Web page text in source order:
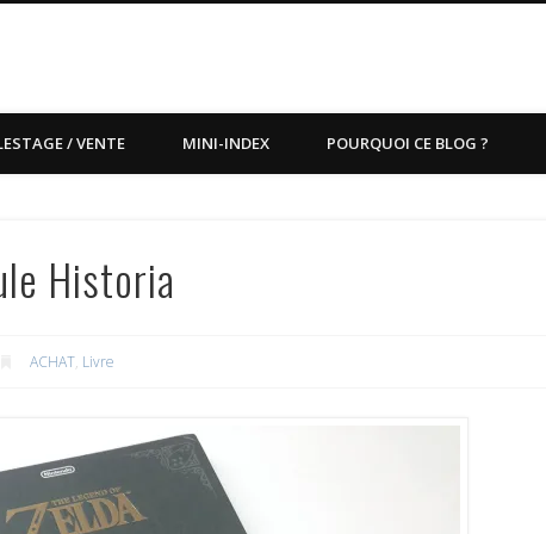
/ VENTE MINI-INDEX POURQUOI CE BLOG ?
Historia
ACHAT, Livre